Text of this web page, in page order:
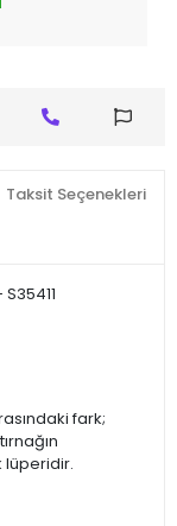
Taksit Seçenekleri
fark;
lüperidir.